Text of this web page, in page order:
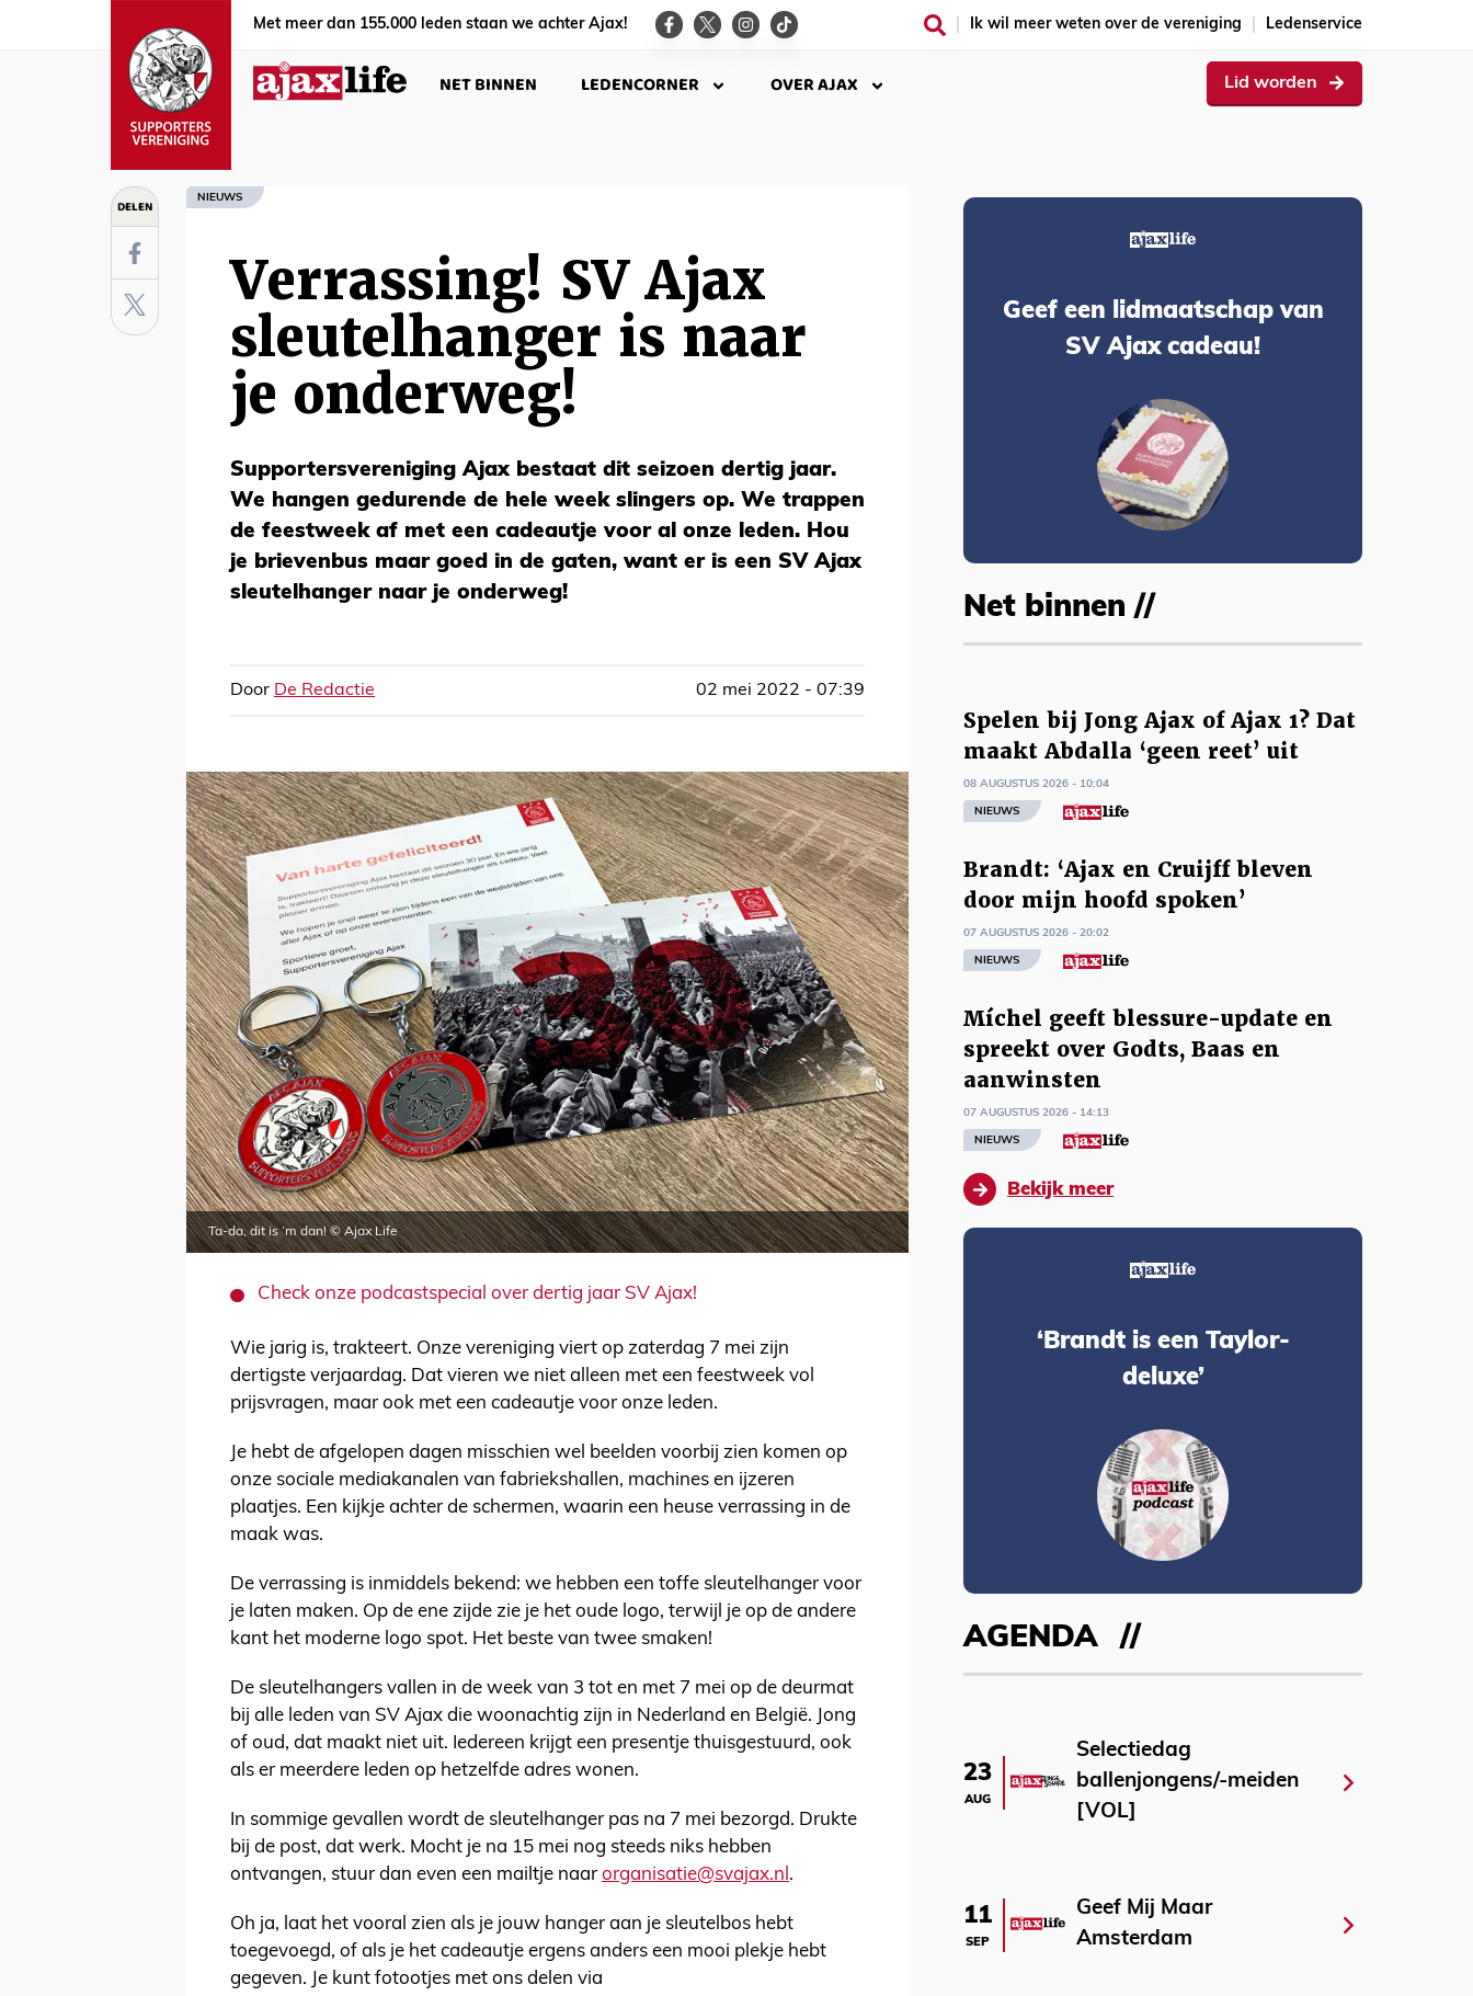
Met meer dan 155.000 leden staan we achter Ajax! Ik wil meer weten over de vereniging Ledenservice
NET BINNEN LEDENCORNER OVER AJAX Lid worden
DELEN NIEUWS
Verrassing! SV Ajax
sleutelhanger is naar
je onderweg!
Supportersvereniging Ajax bestaat dit seizoen dertig jaar.
We hangen gedurende de hele week slingers op. We trappen
de feestweek af met een cadeautje voor al onze leden. Hou
je brievenbus maar goed in de gaten, want er is een SV Ajax
sleutelhanger naar je onderweg!
Door De Redactie 02 mei 2022 - 07:39
Ta-da, dit is ‘m dan! © Ajax Life
Check onze podcastspecial over dertig jaar SV Ajax!
Wie jarig is, trakteert. Onze vereniging viert op zaterdag 7 mei zijn
dertigste verjaardag. Dat vieren we niet alleen met een feestweek vol
prijsvragen, maar ook met een cadeautje voor onze leden.
Je hebt de afgelopen dagen misschien wel beelden voorbij zien komen op
onze sociale mediakanalen van fabriekshallen, machines en ijzeren
plaatjes. Een kijkje achter de schermen, waarin een heuse verrassing in de
maak was.
De verrassing is inmiddels bekend: we hebben een toffe sleutelhanger voor
je laten maken. Op de ene zijde zie je het oude logo, terwijl je op de andere
kant het moderne logo spot. Het beste van twee smaken!
De sleutelhangers vallen in de week van 3 tot en met 7 mei op de deurmat
bij alle leden van SV Ajax die woonachtig zijn in Nederland en België. Jong
of oud, dat maakt niet uit. Iedereen krijgt een presentje thuisgestuurd, ook
als er meerdere leden op hetzelfde adres wonen.
In sommige gevallen wordt de sleutelhanger pas na 7 mei bezorgd. Drukte
bij de post, dat werk. Mocht je na 15 mei nog steeds niks hebben
ontvangen, stuur dan even een mailtje naar organisatie@svajax.nl.
Oh ja, laat het vooral zien als je jouw hanger aan je sleutelbos hebt
toegevoegd, of als je het cadeautje ergens anders een mooi plekje hebt
gegeven. Je kunt fotootjes met ons delen via
Geef een lidmaatschap van
SV Ajax cadeau!
Net binnen //
Spelen bij Jong Ajax of Ajax 1? Dat
maakt Abdalla ‘geen reet’ uit
08 AUGUSTUS 2026 - 10:04
NIEUWS
Brandt: ‘Ajax en Cruijff bleven
door mijn hoofd spoken’
07 AUGUSTUS 2026 - 20:02
NIEUWS
Míchel geeft blessure-update en
spreekt over Godts, Baas en
aanwinsten
07 AUGUSTUS 2026 - 14:13
NIEUWS
Bekijk meer
‘Brandt is een Taylor-
deluxe’
AGENDA
23
AUG
Selectiedag
ballenjongens/-meiden
[VOL]
11
SEP
Geef Mij Maar
Amsterdam